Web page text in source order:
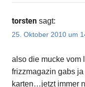
torsten sagt:
25. Oktober 2010 um
also die mucke
frizzmagazin gabs
karten…jetzt immer